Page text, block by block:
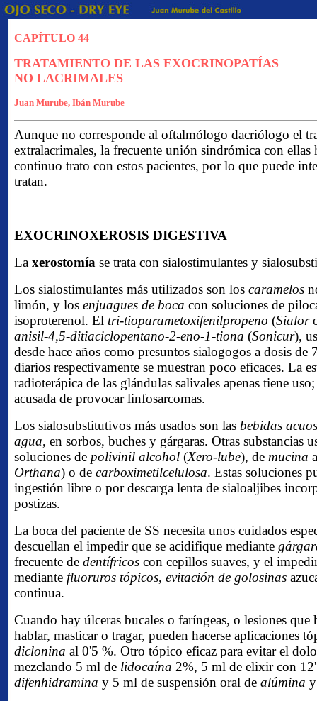
CAPÍTULO 44
TRATAMIENTO DE LAS EXOCRINOPATÍAS
NO LACRIMALES
Juan Murube, Ibán Murube
Aunque no corresponde al oftalmólogo dacriólogo el
extralacrimales, la frecuente unión sindrómica con ellas
continuo trato con estos pacientes, por lo que puede
tratan.
EXOCRINOXEROSIS DIGESTIVA
La xerostomía se trata con sialostimulantes y
Los sialostimulantes más utilizados son los caramelos
limón, y los enjuagues de boca con soluciones de
isoproterenol. El tri-tioparametoxifenilpropeno (Sialor
anisil-4,5-ditiaciclopentano-2-eno-1-tiona (Sonicur),
desde hace años como presuntos sialogogos a dosis
diarios respectivamente se muestran poco eficaces. La
radioterápica de las glándulas salivales apenas tiene
acusada de provocar linfosarcomas.
Los sialosubstitutivos más usados son las bebidas
agua, en sorbos, buches y gárgaras. Otras substancias
soluciones de polivinil alcohol (Xero-lube), de mucina
Orthana) o de carboximetilcelulosa. Estas soluciones
ingestión libre o por descarga lenta de sialoaljibes
postizas.
La boca del paciente de SS necesita unos cuidados
descuellan el impedir que se acidifique mediante
frecuente de dentífricos con cepillos suaves, y el
mediante fluoruros tópicos, evitación de golosinas
continua.
Cuando hay úlceras bucales o faríngeas, o lesiones que
hablar, masticar o tragar, pueden hacerse aplicaciones
diclonina al 0'5 %. Otro tópico eficaz para evitar el
mezclando 5 ml de lidocaína 2%, 5 ml de elixir con
difenhidramina y 5 ml de suspensión oral de alúmina